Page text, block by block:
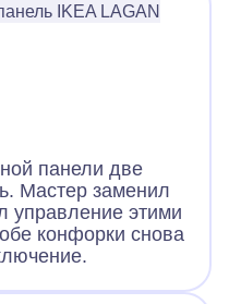
IKEA LAGAN
панели две
Мастер заменил
управление этими
конфорки снова